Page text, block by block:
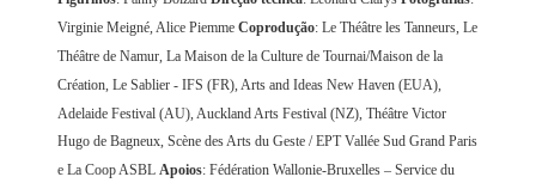
Virginie Meigné, Alice PiemmeCoprodução: Le Théâtre les Tanneurs, Le
Théâtre de Namur, La Maison de la Culture de Tournai/Maison de la
Création, Le Sablier - IFS (FR), Arts and Ideas New Haven (EUA),
Adelaide Festival (AU), Auckland Arts Festival (NZ), Théâtre Victor
Hugo de Bagneux, Scène des Arts du Geste / EPT Vallée Sud Grand Paris
e La Coop ASBLApoios: Fédération Wallonie-Bruxelles – Service du